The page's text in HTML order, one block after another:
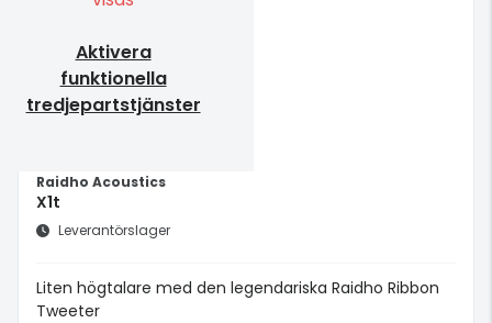
Aktivera
funktionella
tredjepartstjänster
Raidho Acoustics
X1t
Leverantörslager
Liten högtalare med den legendariska Raidho Ribbon
Tweeter